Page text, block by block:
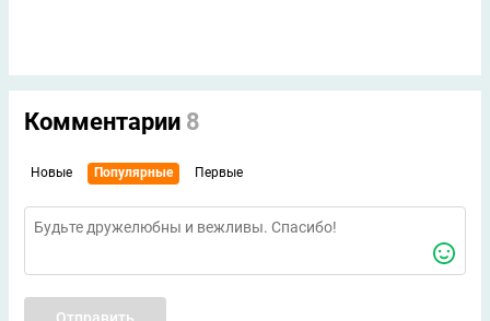
Комментарии 8
Новые Популярные Первые